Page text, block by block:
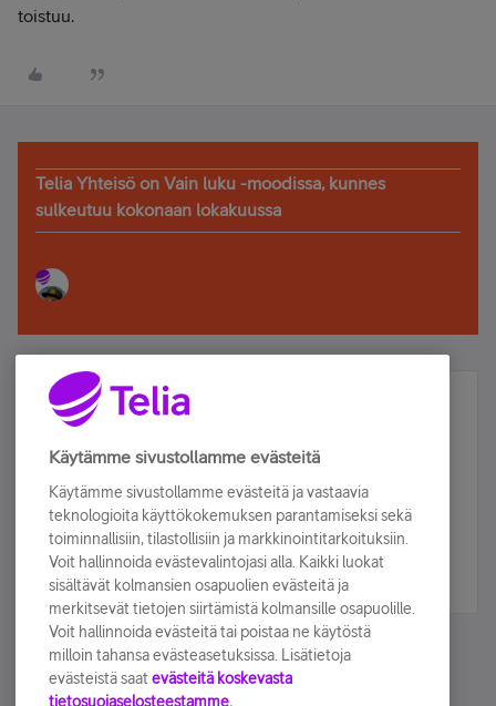
toistuu.
Telia Yhteisö on Vain luku -moodissa, kunnes
sulkeutuu kokonaan lokakuussa
Älä jää paitsi – osallistu ja voita!
Tilaa Telian uutiskirje ja olet mukana arvonnassa.
sähköpostiisi.
Tilaa nyt
Käytämme sivustollamme evästeitä
Käytämme sivustollamme evästeitä ja vastaavia
teknologioita käyttökokemuksen parantamiseksi sekä
toiminnallisiin, tilastollisiin ja markkinointitarkoituksiin.
Voit hallinnoida evästevalintojasi alla. Kaikki luokat
sisältävät kolmansien osapuolien evästeitä ja
merkitsevät tietojen siirtämistä kolmansille osapuolille.
Voit hallinnoida evästeitä tai poistaa ne käytöstä
milloin tahansa evästeasetuksissa. Lisätietoja
evästeistä saat evästeitä koskevasta
tietosuojaselosteestamme.